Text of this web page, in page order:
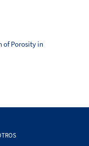
of Porosity in